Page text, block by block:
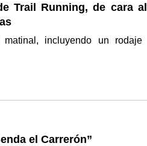
Trail Running, de cara al
incluyendo un rodaje
el Carrerón”